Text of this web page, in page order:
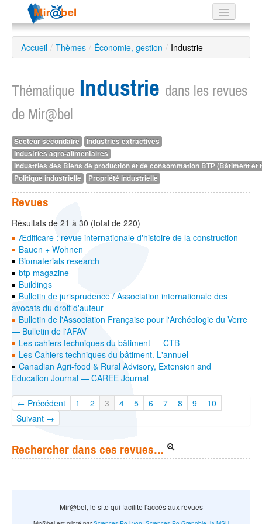
Le réseau
Soutien
Recherche
avancée
EN
ES
?
Accueil / Thèmes / Économie, gestion / Industrie
Thématique Industrie dans les revues
de Mir@bel
Secteur secondaire
Industries extractives
Industries agro-alimentaires
Industries des Biens de production et de consommation BTP (Bâtiment et
Politique industrielle
Propriété industrielle
Revues
Résultats de 21 à 30 (total de 220)
Ædificare : revue internationale d'histoire de la construction
Bauen + Wohnen
Biomaterials research
btp magazine
Buildings
Bulletin de jurisprudence / Association internationale des
avocats du droit d'auteur
Bulletin de l'Association Française pour l'Archéologie du Verre
— Bulletin de l'AFAV
Les cahiers techniques du bâtiment — CTB
Les Cahiers techniques du bâtiment. L'annuel
Canadian Agri-food & Rural Advisory, Extension and
Education Journal — CAREE Journal
← Précédent 1 2 3 4 5 6 7 8 9
10
Suivant →
Rechercher dans ces revues…
Mir@bel, le site qui facilite l'accès aux revues